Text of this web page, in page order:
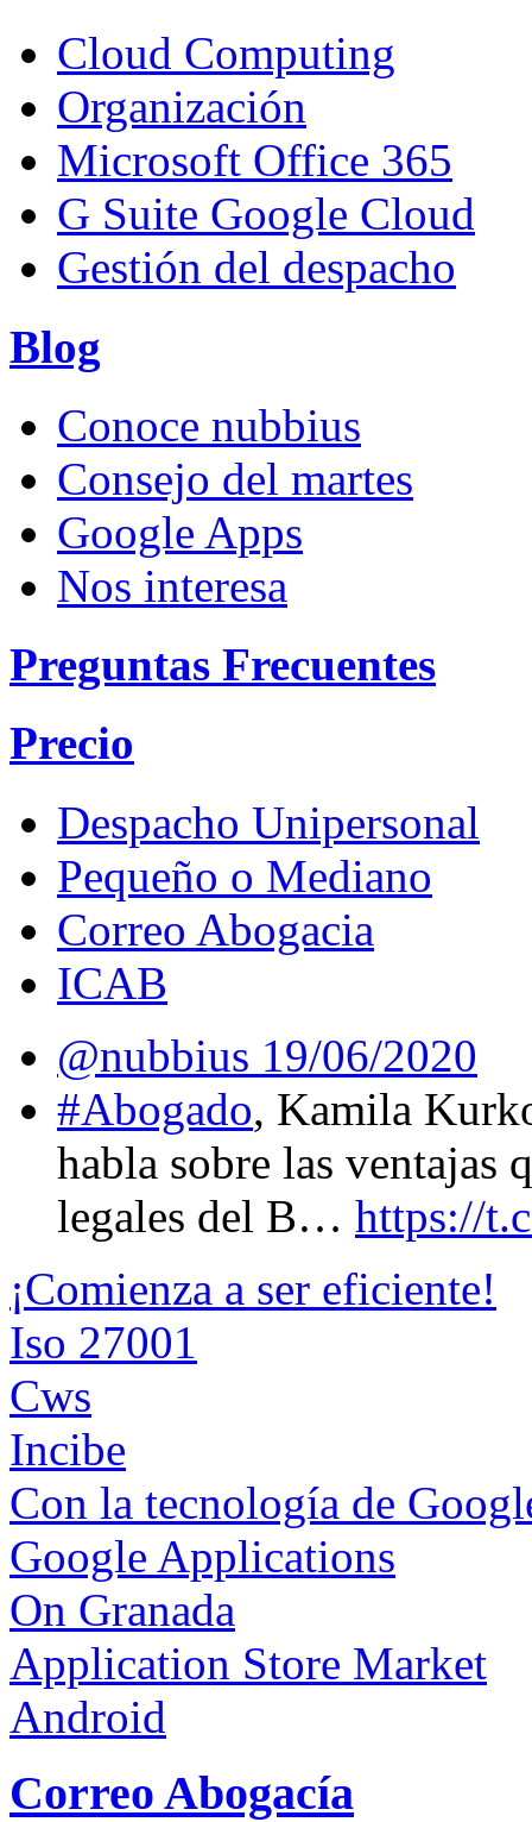
Cloud Computing
Organización
Microsoft Office 365
G Suite Google Cloud
Gestión del despacho
Blog
Conoce nubbius
Consejo del martes
Google Apps
Nos interesa
Preguntas Frecuentes
Precio
Despacho Unipersonal
Pequeño o Mediano
Correo Abogacia
ICAB
@nubbius 19/06/2020
#Abogado, Kamila
habla sobre las ventajas
legales del B… https://
¡Comienza a ser eficiente!
Iso 27001
Cws
Incibe
Con la tecnología de
Google Applications
On Granada
Application Store Market
Android
Correo Abogacía